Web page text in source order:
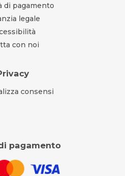
di pagamento
legale
con noi
consensi
pagamento